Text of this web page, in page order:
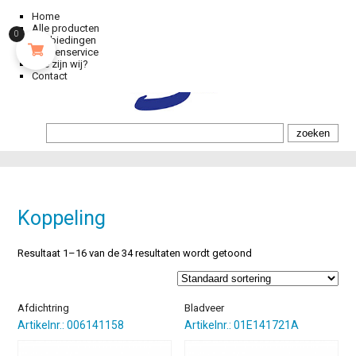
Home
Alle producten
Aanbiedingen
Klantenservice
Wie zijn wij?
Contact
Koppeling
Resultaat 1–16 van de 34 resultaten wordt getoond
Afdichtring
Artikelnr.: 006141158
Bladveer
Artikelnr.: 01E141721A
0